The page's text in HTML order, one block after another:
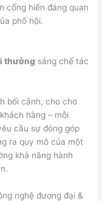
cống hiến đáng quan
phố hội.
thưởng sáng chế tác
bối cảnh, cho cho
hàng – mỗi
cầu sự đóng góp
ra quy mô của một
khả năng hành
nghệ đương đại &